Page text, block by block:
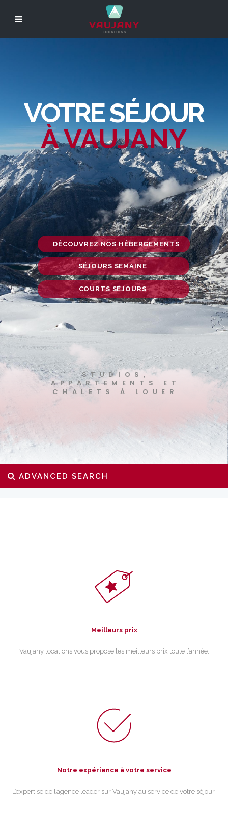
VOTRE SÉJOUR
À VAUJANY
STUDIOS,
APPARTEMENTS ET
CHALETS À LOUER
DÉCOUVREZ NOS HÉBERGEMENTS
SÉJOURS SEMAINE
COURTS SÉJOURS
ADVANCED SEARCH
Meilleurs prix
Vaujany locations vous propose les meilleurs prix toute l’année.
Notre expérience à votre service
L’expertise de l’agence leader sur Vaujany au service de votre séjour.